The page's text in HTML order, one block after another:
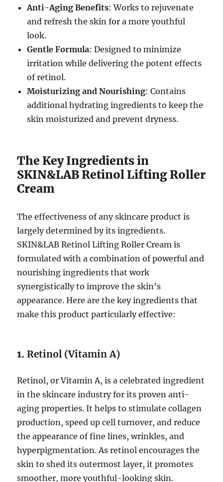
Anti-Aging Benefits: Works to rejuvenate
and refresh the skin for a more youthful
look.
Gentle Formula: Designed to minimize
irritation while delivering the potent effects
of retinol.
Moisturizing and Nourishing: Contains
additional hydrating ingredients to keep the
skin moisturized and prevent dryness.
The Key Ingredients in
SKIN&LAB Retinol Lifting Roller
Cream
The effectiveness of any skincare product is
largely determined by its ingredients.
SKIN&LAB Retinol Lifting Roller Cream is
formulated with a combination of powerful and
nourishing ingredients that work
synergistically to improve the skin’s
appearance. Here are the key ingredients that
make this product particularly effective:
1.Retinol (Vitamin A)
Retinol, or Vitamin A, is a celebrated ingredient
in the skincare industry for its proven anti-
aging properties. It helps to stimulate collagen
production, speed up cell turnover, and reduce
the appearance of fine lines, wrinkles, and
hyperpigmentation. As retinol encourages the
skin to shed its outermost layer, it promotes
smoother, more youthful-looking skin.